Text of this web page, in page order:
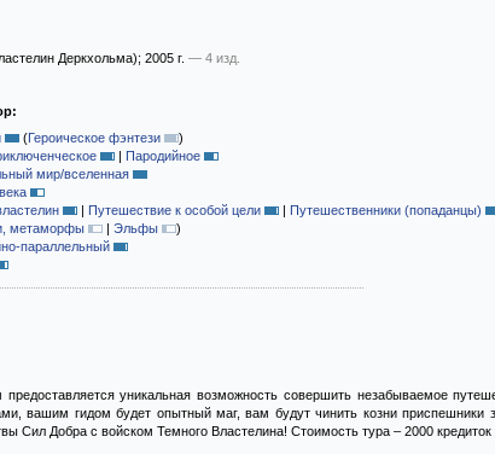
Деркхольма); 2005 г. — 4 изд.
(Героическое фэнтези
)
| Пародийное
мир/вселенная
| Путешествие к особой цели | Путешественники (попаданцы)
метаморфы | Эльфы
)
параллельный
уникальная возможность совершить незабываемое
вашим гидом будет опытный маг, вам будут чинить козни приспешники
Сил Добра с войском Темного Властелина! Стоимость тура – 2000